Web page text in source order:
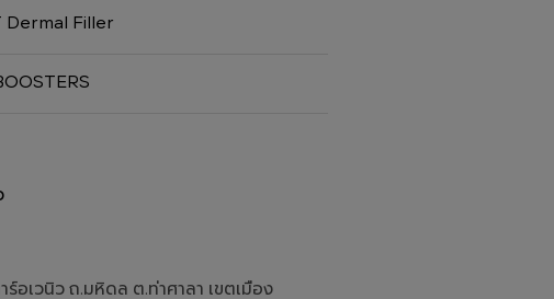
Dermal Filler
ร์อเวนิว ถ.มหิดล ต.ท่าศาลา เขตเมือง